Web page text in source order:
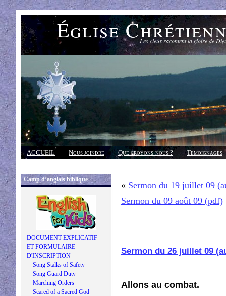
Église Les cieux racontent la gloire de
ACCUEIL Nous joindre Que croyons-nous ?
Témoignages
Réponses
Camp d’anglais biblique
DOCUMENT EXPLICATIF
ET FORMULAIRE
D'INSCRIPTION
Song Stalks of Safety
Song Guard Duty
Marching Orders
Scared of a Sacred God
« Sermon du 19 juillet 09
Sermon du 09 août 09 (pdf)
Sermon du 26 juillet 09
Allons au combat.